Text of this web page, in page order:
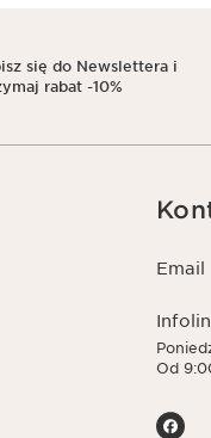
się do Newslettera i
rabat -10%
Email
Od